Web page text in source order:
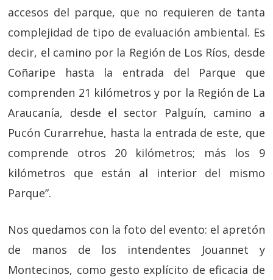
accesos del parque, que no requieren de tanta
complejidad de tipo de evaluación ambiental. Es
decir, el camino por la Región de Los Ríos, desde
Coñaripe hasta la entrada del Parque que
comprenden 21 kilómetros y por la Región de La
Araucanía, desde el sector Palguín, camino a
Pucón Curarrehue, hasta la entrada de este, que
comprende otros 20 kilómetros; más los 9
kilómetros que están al interior del mismo
Parque”.
Nos quedamos con la foto del evento: el apretón
de manos de los intendentes Jouannet y
Montecinos, como gesto explícito de eficacia de